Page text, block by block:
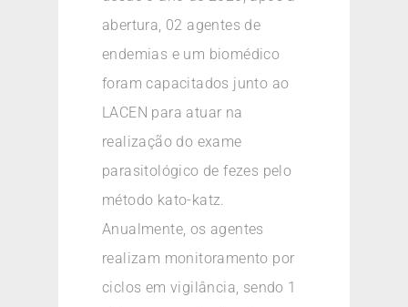
abertura, 02 agentes de
endemias e um biomédico
foram capacitados junto ao
LACEN para atuar na
realização do exame
parasitológico de fezes pelo
método kato-katz.
Anualmente, os agentes
realizam monitoramento por
ciclos em vigilância, sendo 1